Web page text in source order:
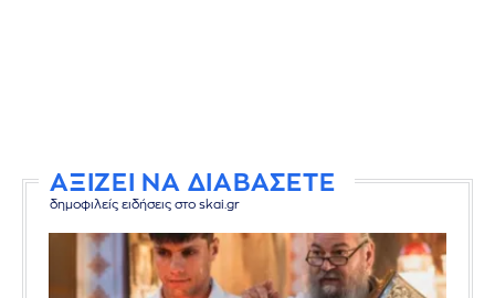
ΑΞΙΖΕΙ ΝΑ ΔΙΑΒΑΣΕΤΕ
δημοφιλείς ειδήσεις στο skai.gr